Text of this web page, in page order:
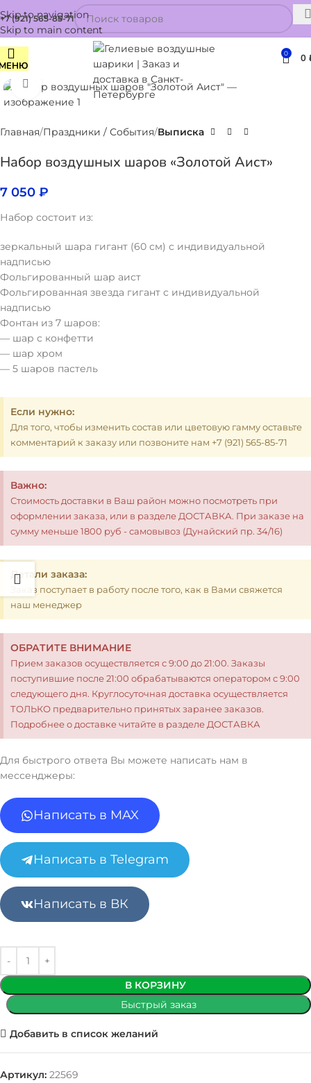
Skip to navigation
Skip to main content
+7 (921) 565-85-71
0 0
Нажмите, чтобы увеличить
Главная Праздники / События Выписка
Набор воздушных шаров «Золотой Аист»
7 050 ₽
Набор состоит из:
зеркальный шара гигант (60 см) с индивидуальной
надписью
Фольгированный шар аист
Фольгированная звезда гигант с индивидуальной
надписью
Фонтан из 7 шаров:
— шар с конфетти
— шар хром
— 5 шаров пастель
Если нужно:
Для того, чтобы изменить состав или цветовую гамму оставьте
комментарий к заказу или позвоните нам +7 (921) 565-85-71
Важно:
Стоимость доставки в Ваш район можно посмотреть при
оформлении заказа, или в разделе ДОСТАВКА. При заказе на
сумму меньше 1800 руб - самовывоз (Дунайский пр. 34/16)
Детали заказа:
Заказ поступает в работу после того, как в Вами свяжется
наш менеджер
ОБРАТИТЕ ВНИМАНИЕ
Прием заказов осуществляется с 9:00 до 21:00. Заказы
поступившие после 21:00 обрабатываются оператором с 9:00
следующего дня. Круглосуточная доставка осуществляется
ТОЛЬКО предварительно принятых заранее заказов.
Подробнее о доставке читайте в разделе ДОСТАВКА
Для быстрого ответа Вы можете написать нам в
мессенджеры:
Написать в MAX
Написать в Telegram
Написать в ВК
В КОРЗИНУ
Быстрый заказ
Добавить в список желаний
Артикул: 22569